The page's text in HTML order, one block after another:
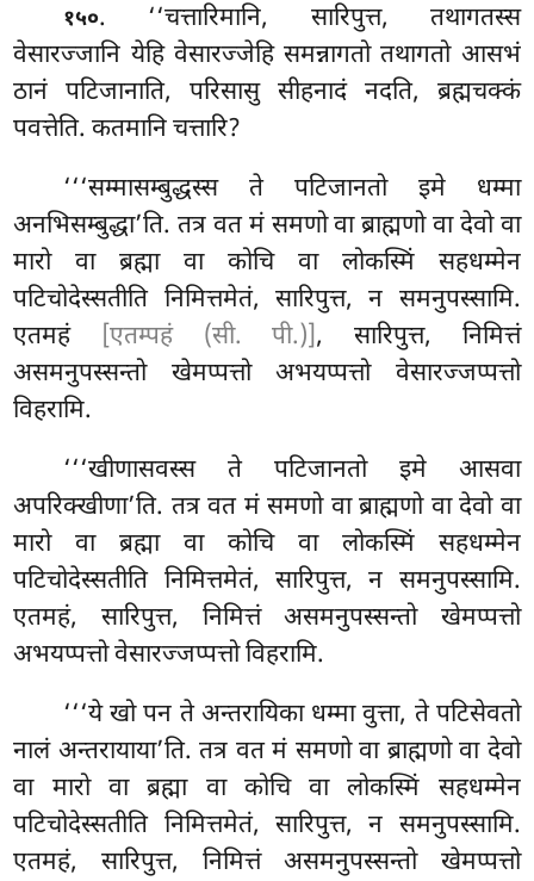
१५०. ‘‘चत्तारिमानि, सारिपुत्त, तथागतस्स
वेसारज्जानि येहि वेसारज्जेहि समन्नागतो तथागतो आसभं
ठानं पटिजानाति, परिसासु सीहनादं नदति, ब्रह्मचक्कं
पवत्तेति. कतमानि चत्तारि?
‘‘‘सम्मासम्बुद्धस्स ते पटिजानतो इमे धम्मा
अनभिसम्बुद्धा’ति. तत्र वत मं समणो वा ब्राह्मणो वा देवो वा
मारो वा ब्रह्मा वा कोचि वा लोकस्मिं सहधम्मेन
पटिचोदेस्सतीति निमित्तमेतं, सारिपुत्त, न समनुपस्सामि.
एतमहं
[एतम्पहं (सी. पी.)], सारिपुत्त, निमित्तं
असमनुपस्सन्तो खेमप्पत्तो अभयप्पत्तो वेसारज्जप्पत्तो
विहरामि.
‘‘‘खीणासवस्स ते पटिजानतो इमे आसवा
अपरिक्खीणा’ति. तत्र वत मं समणो वा ब्राह्मणो वा देवो वा
मारो वा ब्रह्मा वा कोचि वा लोकस्मिं सहधम्मेन
पटिचोदेस्सतीति निमित्तमेतं, सारिपुत्त, न समनुपस्सामि.
एतमहं, सारिपुत्त, निमित्तं असमनुपस्सन्तो खेमप्पत्तो
अभयप्पत्तोवेसारज्जप्पत्तो विहरामि.
‘‘‘ये खो पन ते अन्तरायिका धम्मा वुत्ता, ते पटिसेवतो
नालं अन्तरायाया’ति. तत्र वत मं समणो वा ब्राह्मणो वा देवो
वा मारो वा ब्रह्मा वा कोचि वा लोकस्मिं सहधम्मेन
पटिचोदेस्सतीति निमित्तमेतं, सारिपुत्त, न समनुपस्सामि.
एतमहं, सारिपुत्त, निमित्तं असमनुपस्सन्तो खेमप्पत्तो